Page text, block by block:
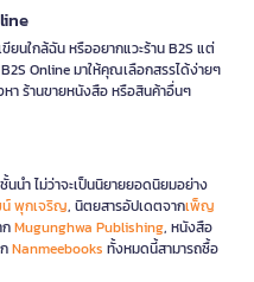
ยนใกล้ฉัน หรืออยากแวะร้าน B2S แต่
Online มาให้คุณเลือกสรรได้ง่ายๆ
า ร้านขายหนังสือ หรือสินค้าอื่นๆ
นำ ไม่ว่าจะเป็นนิยายยอดนิยมอย่าง
พุกเจริญ, นิตยสารอัปเดตจากเพ็ญ
Mugunghwa Publishing, หนังสือ
Nanmeebooks ทั้งหมดนี้สามารถซื้อ